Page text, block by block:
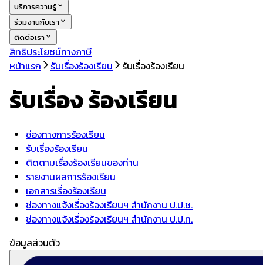
บริการความรู้
ร่วมงานกับเรา
ติดต่อเรา
สิทธิประโยชน์ทางภาษี
หน้าแรก
รับเรื่องร้องเรียน รับเรื่องร้องเรียน
รับเรื่องร้องเรียน
ช่องทางการร้องเรียน
รับเรื่องร้องเรียน
ติดตามเรื่องร้องเรียนของท่าน
รายงานผลการร้องเรียน
เอกสารเรื่องร้องเรียน
ช่องทางแจ้งเรื่องร้องเรียนฯ สำนักงาน ป.ป.ช.
ช่องทางแจ้งเรื่องร้องเรียนฯ สำนักงาน ป.ป.ท.
ข้อมูลส่วนตัว